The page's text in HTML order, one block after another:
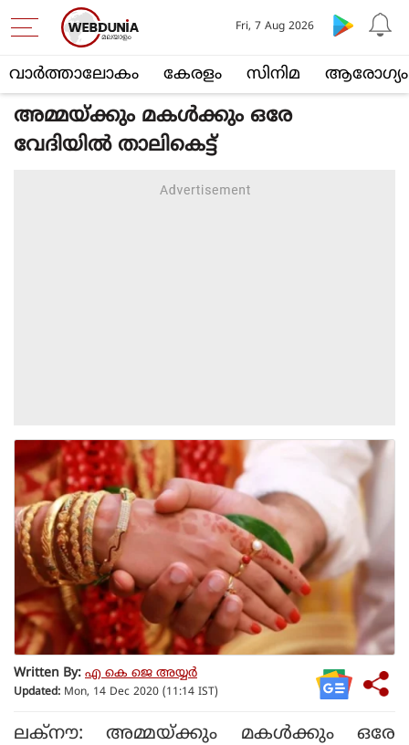
വാര്‍ത്താലോകം കേരളം സിനിമ ആരോഗ്യം
Fri, 7 Aug 2026
അമ്മയ്ക്കും മകള്‍ക്കും ഒരേ
വേദിയില്‍ താലികെട്ട്
Written By: എ കെ ജെ അയ്യര്‍
Updated: Mon, 14 Dec 2020 (11:14 IST)
ലക്‌നൗ: അമ്മയ്ക്കും മകള്‍ക്കും ഒരേ